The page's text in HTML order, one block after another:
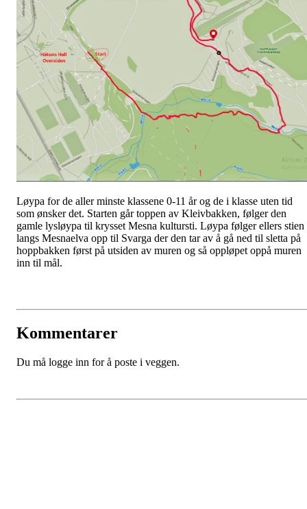
Løypa for de aller minste klassene 0-11 år og de i klasse uten tid
som ønsker det. Starten går toppen av Kleivbakken, følger den
gamle lysløypa til krysset Mesna kultursti. Løypa følger ellers stien
langs Mesnaelva opp til Svarga der den tar av å gå ned til sletta på
hoppbakken først på utsiden av muren og så oppløpet oppå muren
inn til mål.
Kommentarer
Du må logge inn for å poste i veggen.